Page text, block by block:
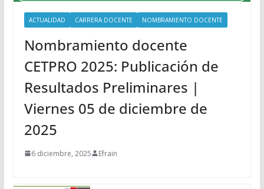
ACTUALIDAD CARRERA DOCENTE NOMBRAMIENTO DOCENTE
Nombramiento docente
CETPRO 2025: Publicación de
Resultados Preliminares |
Viernes 05 de diciembre de
2025
6 diciembre, 2025 Efrain